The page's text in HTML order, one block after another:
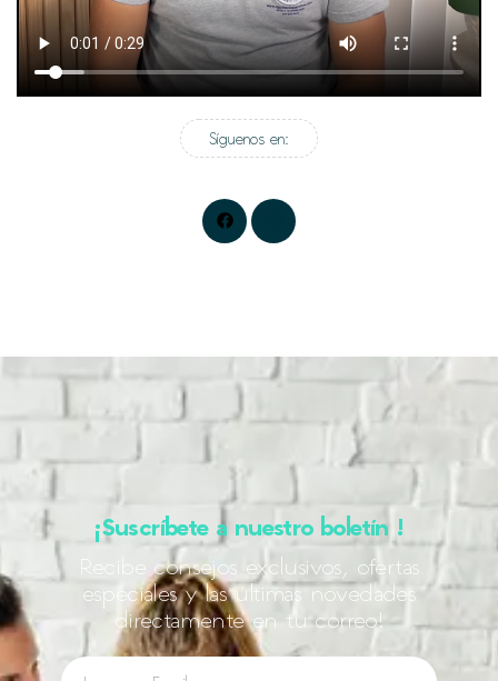
Síguenos en:
¡Suscríbete a nuestro boletín !
Recibe consejos exclusivos, ofertas
especiales y las últimas novedades
directamente en tu correo!